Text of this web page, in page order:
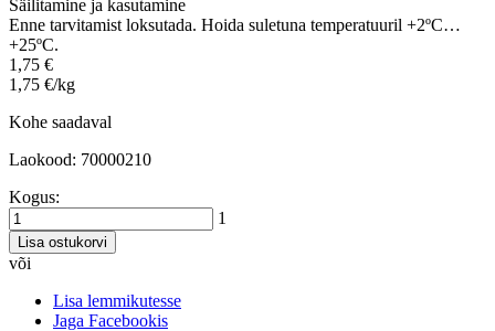
Säilitamine ja kasutamine
Enne tarvitamist loksutada. Hoida suletuna temperatuuril +2ºC…
+25ºC.
1,75 €
1,75 €/kg
Kohe saadaval
Laokood: 70000210
Kogus:
1
Lisa ostukorvi
või
Lisa lemmikutesse
Jaga Facebookis